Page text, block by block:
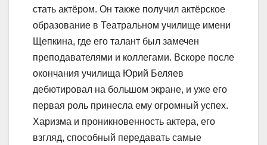
стать актёром. Он также получил актёрское
образование в Театральном училище имени
Щепкина, где его талант был замечен
преподавателями и коллегами. Вскоре после
окончания училища Юрий Беляев
дебютировал на большом экране, и уже его
первая роль принесла ему огромный успех.
Харизма и проникновенность актера, его
взгляд, способный передавать самые